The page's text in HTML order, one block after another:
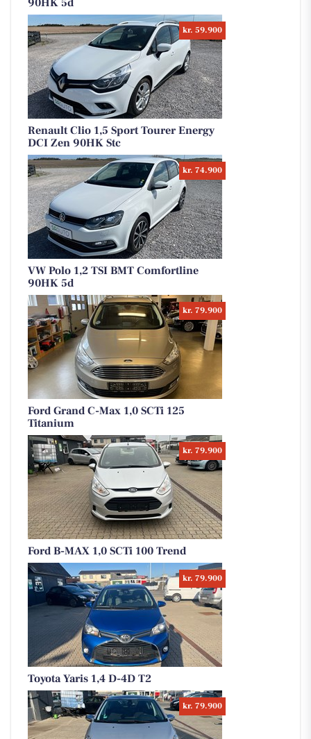
90HK 5d
kr. 59.900
Renault Clio 1,5 Sport Tourer Energy
DCI Zen 90HK Stc
kr. 74.900
VW Polo 1,2 TSI BMT Comfortline
90HK 5d
kr. 79.900
Ford Grand C-Max 1,0 SCTi 125
Titanium
kr. 79.900
Ford B-MAX 1,0 SCTi 100 Trend
kr. 79.900
Toyota Yaris 1,4 D-4D T2
kr. 79.900